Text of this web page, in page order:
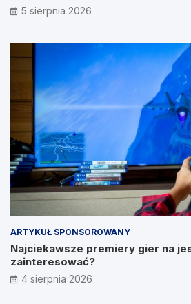
5 sierpnia 2026
ARTYKUŁ SPONSOROWANY
Najciekawsze premiery gier na
zainteresować?
4 sierpnia 2026